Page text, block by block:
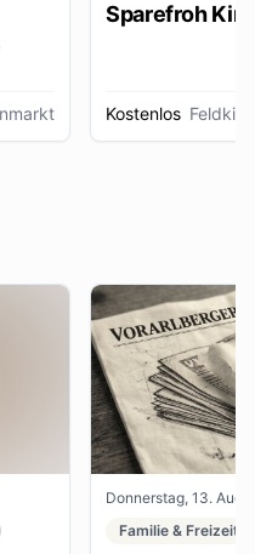
Sparefroh
Kostenlos
Donnerstag, 13. Aug.
Familie & Freizeit